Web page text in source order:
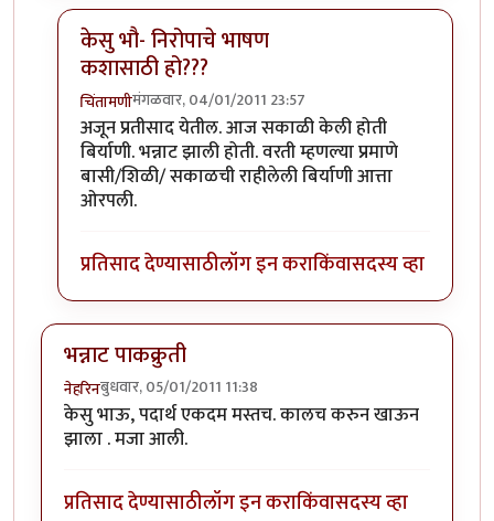
केसु भौ- निरोपाचे भाषण
कशासाठी हो???
चिंतामणीमंगळवार, 04/01/2011 23:57
In reply toधन्यवाद!!byकेशवसुमार
अजून प्रतीसाद येतील. आज सकाळी केली होती
बिर्याणी. भन्नाट झाली होती. वरती म्हणल्या प्रमाणे
बासी/शिळी/ सकाळची राहीलेली बिर्याणी आत्ता
ओरपली.
प्रतिसाद देण्यासाठीलॉग इन कराकिंवासदस्य व्हा
भन्नाट पाकक्रुती
नेहरिनबुधवार, 05/01/2011 11:38
केसु भाऊ, पदार्थ एकदम मस्तच. कालच करुन खाऊन
झाला . मजा आली.
प्रतिसाद देण्यासाठीलॉग इन कराकिंवासदस्य व्हा